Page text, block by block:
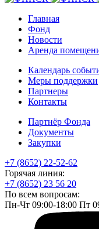
Главная
Фонд
Новости
Аренда
Календарь
Меры поддержки
Партнеры
Контакты
Партнёр Фонда
Документы
Закупки
+7 (8652) 22-52-62
Горячая линия:
+7 (8652) 23 56 20
По всем вопросам:
Пн-Чт 09:00-18:00 Пт